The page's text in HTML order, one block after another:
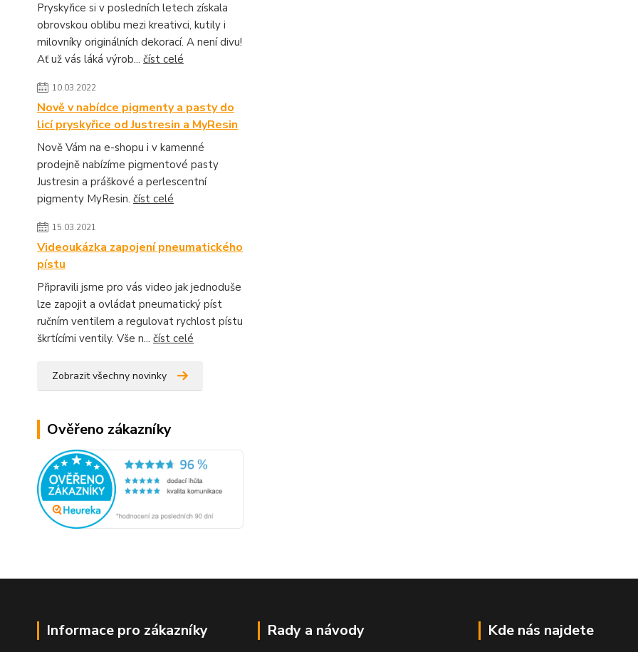
Pryskyřice si v posledních letech získala
obrovskou oblibu mezi kreativci, kutily i
milovníky originálních dekorací. A není divu!
Ať už vás láká výrob... číst celé
10.03.2022
Nově v nabídce pigmenty a pasty do
licí pryskyřice od Justresin a MyResin
Nově Vám na e-shopu i v kamenné
prodejně nabízíme pigmentové pasty
Justresin a práškové a perlescentní
pigmenty MyResin. číst celé
15.03.2021
Videoukázka zapojení pneumatického
pístu
Připravili jsme pro vás video jak jednoduše
lze zapojit a ovládat pneumatický píst
ručním ventilem a regulovat rychlost pístu
škrtícími ventily. Vše n... číst celé
Zobrazit všechny novinky
Ověřeno zákazníky
Informace pro zákazníky Rady a návody Kde nás najdete